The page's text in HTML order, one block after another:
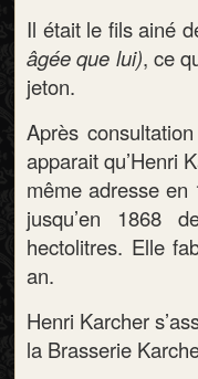
Il était le fils ainé
âgée que lui), ce
jeton.
Après
apparait qu’Henri
même adresse
jusqu’en 1868
hectolitres. Elle
an.
Henri Karcher
la Brasserie